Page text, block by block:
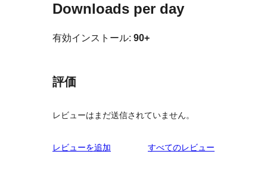
Downloads per day
有効インストール: 90+
評価
レビューはまだ送信されていません。
レビューを追加 すべてのレビュー